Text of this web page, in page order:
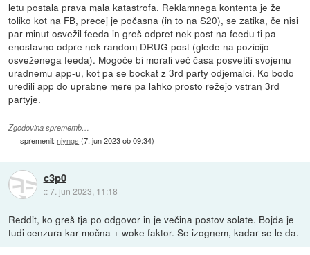
letu postala prava mala katastrofa. Reklamnega kontenta je že
toliko kot na FB, precej je počasna (in to na S20), se zatika, če nisi
par minut osvežil feeda in greš odpret nek post na feedu ti pa
enostavno odpre nek random DRUG post (glede na pozicijo
osveženega feeda). Mogoče bi morali več časa posvetiti svojemu
uradnemu app-u, kot pa se bockat z 3rd party odjemalci. Ko bodo
uredili app do uprabne mere pa lahko prosto režejo vstran 3rd
partyje.
Zgodovina sprememb…
spremenil:njyngs (7. jun 2023 ob 09:34)
c3p0
::7. jun 2023, 11:18
Reddit, ko greš tja po odgovor in je večina postov solate. Bojda je
tudi cenzura kar močna + woke faktor. Se izognem, kadar se le da.